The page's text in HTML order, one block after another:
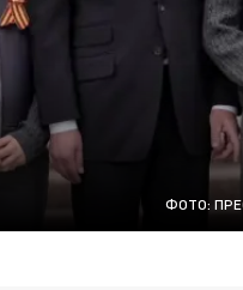
ФОТО: